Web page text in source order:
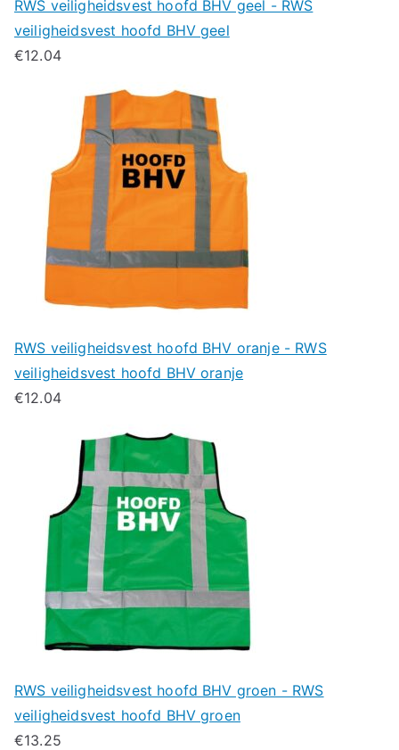
RWS veiligheidsvest hoofd BHV geel - RWS
veiligheidsvest hoofd BHV geel
€12.04
RWS veiligheidsvest hoofd BHV oranje - RWS
veiligheidsvest hoofd BHV oranje
€12.04
RWS veiligheidsvest hoofd BHV groen - RWS
veiligheidsvest hoofd BHV groen
€13.25